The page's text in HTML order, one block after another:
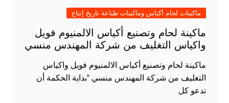
ماكينات لحام أكياس وماكينات طباعة تاريخ إنتاج
ماكينة لحام وتصنيع أكياس الالمنيوم فويل
واكياس التغليف من شركة المهندس منسي
ماكينة لحام وتصنيع أكياس الالمنيوم فويل واكياس
التغليف من شركة المهندس منسي “بداية الحكمة أن
تدعو كل